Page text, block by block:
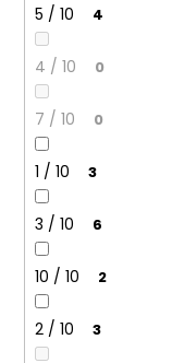
5 / 10 4
4 / 10 0
7 / 10 0
1 / 10 3
3 / 10 6
10 / 10 2
2 / 10 3